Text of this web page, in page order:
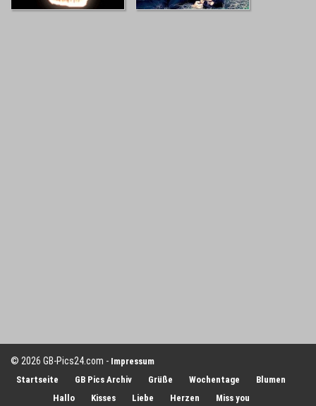
© 2026 GB-Pics24.com - Impressum
Startseite
GB Pics Archiv Grüße Wochentage
Blumen
Hallo
Kisses Liebe Herzen Miss you